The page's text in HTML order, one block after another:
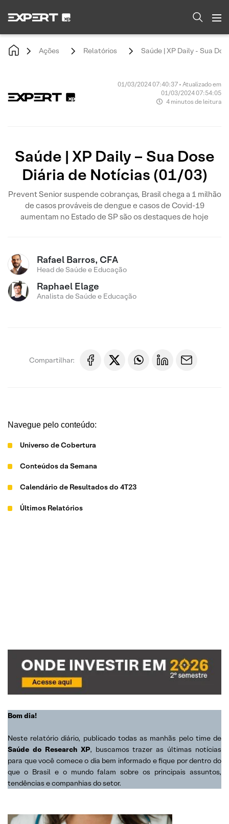
Ações Relatórios Saúde | XP Daily - Sua
01/03/2024 07:40:37 • Atualizado em
01/03/2024 07:54:05
4 minutos de leitura
Saúde | XP Daily – Sua Dose
Diária de Notícias (01/03)
Prevent Senior suspende cobranças, Brasil chega a 1 milhão
de casos prováveis de dengue e casos de Covid-19
aumentam no Estado de SP são os destaques de hoje
Rafael Barros, CFA
Head de Saúde e Educação
Raphael Elage
Analista de Saúde e Educação
Compartilhar:
Navegue pelo conteúdo:
Universo de Cobertura
Conteúdos da Semana
Calendário de Resultados do 4T23
Últimos Relatórios
Bom dia!
Neste relatório diário, publicado todas as manhãs pelo time de
Saúde do Research XP, buscamos trazer as últimas notícias
para que você comece o dia bem informado e fique por dentro do
que o Brasil e o mundo falam sobre os principais assuntos,
tendências e companhias do setor.